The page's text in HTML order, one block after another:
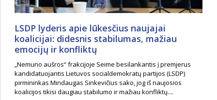
LSDP lyderis apie lūkesčius naujajai
koalicijai: didesnis stabilumas, mažiau
emocijų ir konfliktų
„Nemuno aušros“ frakcijoje Seime besilankantis į premjerus
kandidatuojantis Lietuvos socialdemokratų partijos (LSDP)
pirmininkas Mindaugas Sinkevičius sako, jog iš naujosios
koalicijos tikisi daugiau stabilumo ir mažiau konfliktų....